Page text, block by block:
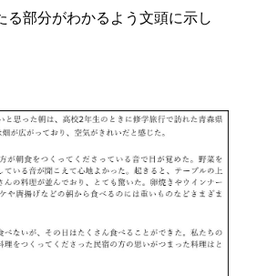
る部分がわかるよう文頭に示し